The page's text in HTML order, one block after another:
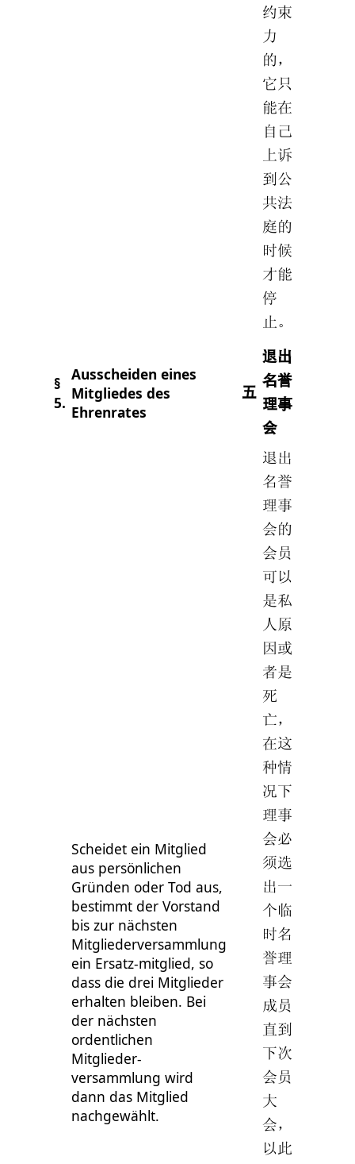
约束
力
的，
它只
能在
自己
上诉
到公
共法
庭的
时候
才能
停
止。
§
5.
Ausscheiden eines
Mitgliedes des
Ehrenrates
五
退出
名誉
理事
会
Scheidet ein Mitglied
aus persönlichen
Gründen oder Tod aus,
bestimmt der Vorstand
bis zur nächsten
Mitgliederversammlung
ein Ersatz-mitglied, so
dass die drei Mitglieder
erhalten bleiben. Bei
der nächsten
ordentlichen
Mitglieder-
versammlung wird
dann das Mitglied
nachgewählt.
退出
名誉
理事
会的
会员
可以
是私
人原
因或
者是
死
亡，
在这
种情
况下
理事
会必
须选
出一
个临
时名
誉理
事会
成员
直到
下次
会员
大
会，
以此